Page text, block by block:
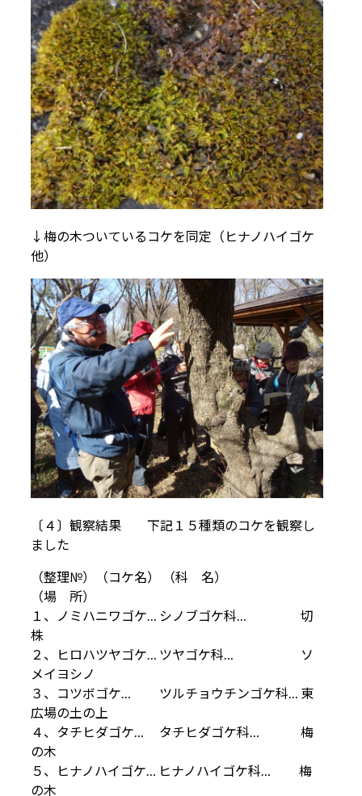
↓梅の木ついているコケを同定（ヒナノハイゴケ
他）
〔４〕観察結果 下記１５種類のコケを観察し
ました
（整理№）（コケ名） （科 名）
（場 所）
１、ノミハニワゴケ… シノブゴケ科… 切
株
２、ヒロハツヤゴケ… ツヤゴケ科… ソ
メイヨシノ
３、コツボゴケ… ツルチョウチンゴケ科… 東
広場の土の上
４、タチヒダゴケ… タチヒダゴケ科… 梅
の木
５、ヒナノハイゴケ… ヒナノハイゴケ科… 梅
の木